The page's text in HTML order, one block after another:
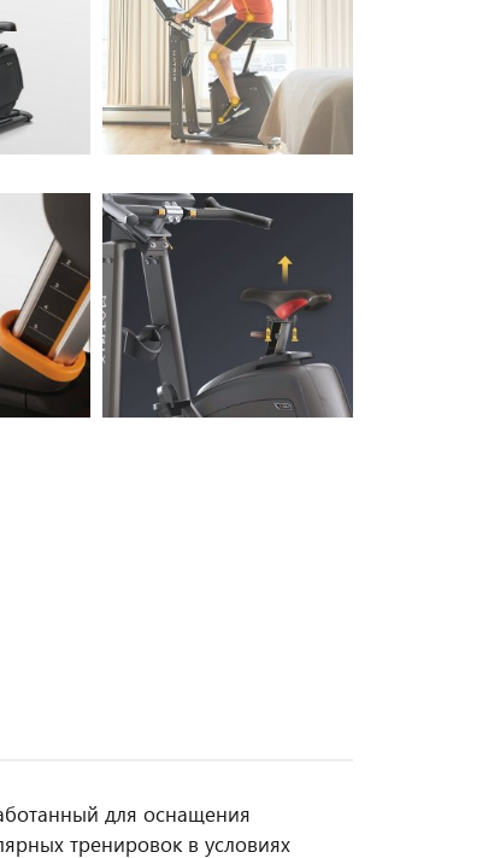
для оснащения
тренировок в условиях